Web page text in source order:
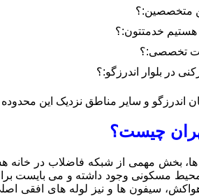
متخصصین:؟
تخصصی:؟
در بلوار اندرزگو:؟
و سایر مناطق نزدیک این محدوده خدمات 24 ساعته
چیست؟
بخش مهمی از شبکه فاضلاب در خانه
سیفون ها و نیز لوله های افقی